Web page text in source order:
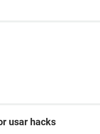
usar hacks